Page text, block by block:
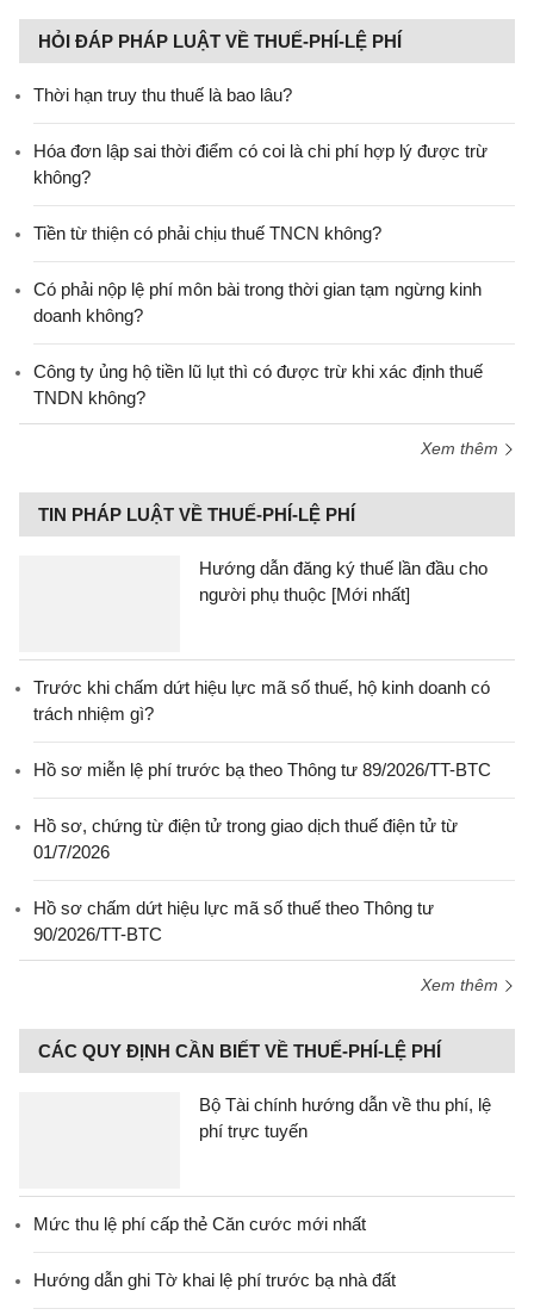
HỎI ĐÁP PHÁP LUẬT VỀ THUẾ-PHÍ-LỆ PHÍ
Thời hạn truy thu thuế là bao lâu?
Hóa đơn lập sai thời điểm có coi là chi phí hợp lý được trừ
không?
Tiền từ thiện có phải chịu thuế TNCN không?
Có phải nộp lệ phí môn bài trong thời gian tạm ngừng kinh
doanh không?
Công ty ủng hộ tiền lũ lụt thì có được trừ khi xác định thuế
TNDN không?
Xem thêm
TIN PHÁP LUẬT VỀ THUẾ-PHÍ-LỆ PHÍ
Hướng dẫn đăng ký thuế lần đầu cho
người phụ thuộc [Mới nhất]
Trước khi chấm dứt hiệu lực mã số thuế, hộ kinh doanh có
trách nhiệm gì?
Hồ sơ miễn lệ phí trước bạ theo Thông tư 89/2026/TT-BTC
Hồ sơ, chứng từ điện tử trong giao dịch thuế điện tử từ
01/7/2026
Hồ sơ chấm dứt hiệu lực mã số thuế theo Thông tư
90/2026/TT-BTC
Xem thêm
CÁC QUY ĐỊNH CẦN BIẾT VỀ THUẾ-PHÍ-LỆ PHÍ
Bộ Tài chính hướng dẫn về thu phí, lệ
phí trực tuyến
Mức thu lệ phí cấp thẻ Căn cước mới nhất
Hướng dẫn ghi Tờ khai lệ phí trước bạ nhà đất